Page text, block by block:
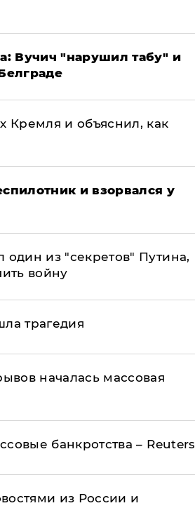
Вучич "нарушил табу" и
Кремля и объяснил, как
и взорвался у
из "секретов" Путина,
войну
трагедия
началась массовая
банкротства – Reuters
из России и